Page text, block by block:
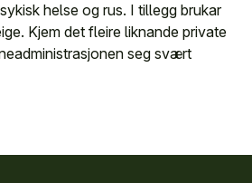
helse og rus. I tillegg brukar
Kjem det fleire liknande private
seg svært